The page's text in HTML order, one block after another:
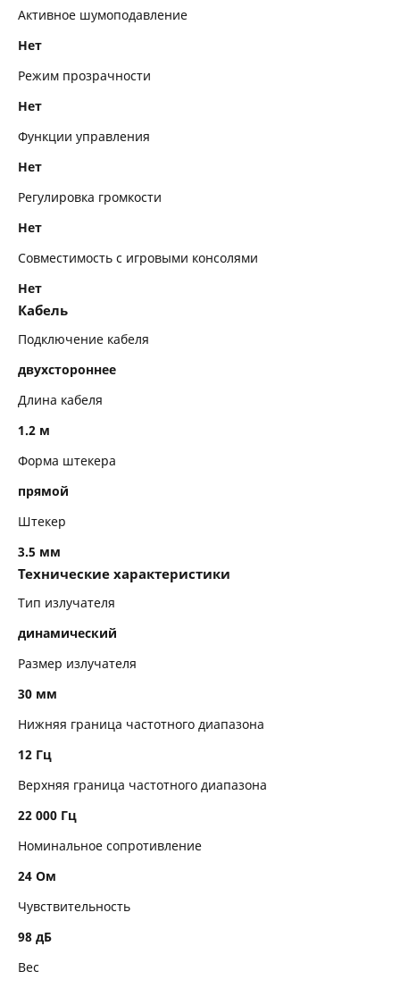
Активное шумоподавление
Нет
Режим прозрачности
Нет
Функции управления
Нет
Регулировка громкости
Нет
Совместимость с игровыми консолями
Нет
Кабель
Подключение кабеля
двухстороннее
Длина кабеля
1.2 м
Форма штекера
прямой
Штекер
3.5 мм
Технические характеристики
Тип излучателя
динамический
Размер излучателя
30 мм
Нижняя граница частотного диапазона
12 Гц
Верхняя граница частотного диапазона
22 000 Гц
Номинальное сопротивление
24 Ом
Чувствительность
98 дБ
Вес